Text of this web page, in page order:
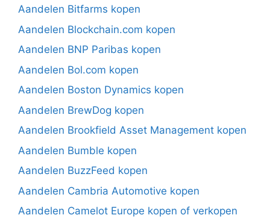
Aandelen Bitfarms kopen
Aandelen Blockchain.com kopen
Aandelen BNP Paribas kopen
Aandelen Bol.com kopen
Aandelen Boston Dynamics kopen
Aandelen BrewDog kopen
Aandelen Brookfield Asset Management kopen
Aandelen Bumble kopen
Aandelen BuzzFeed kopen
Aandelen Cambria Automotive kopen
Aandelen Camelot Europe kopen of verkopen